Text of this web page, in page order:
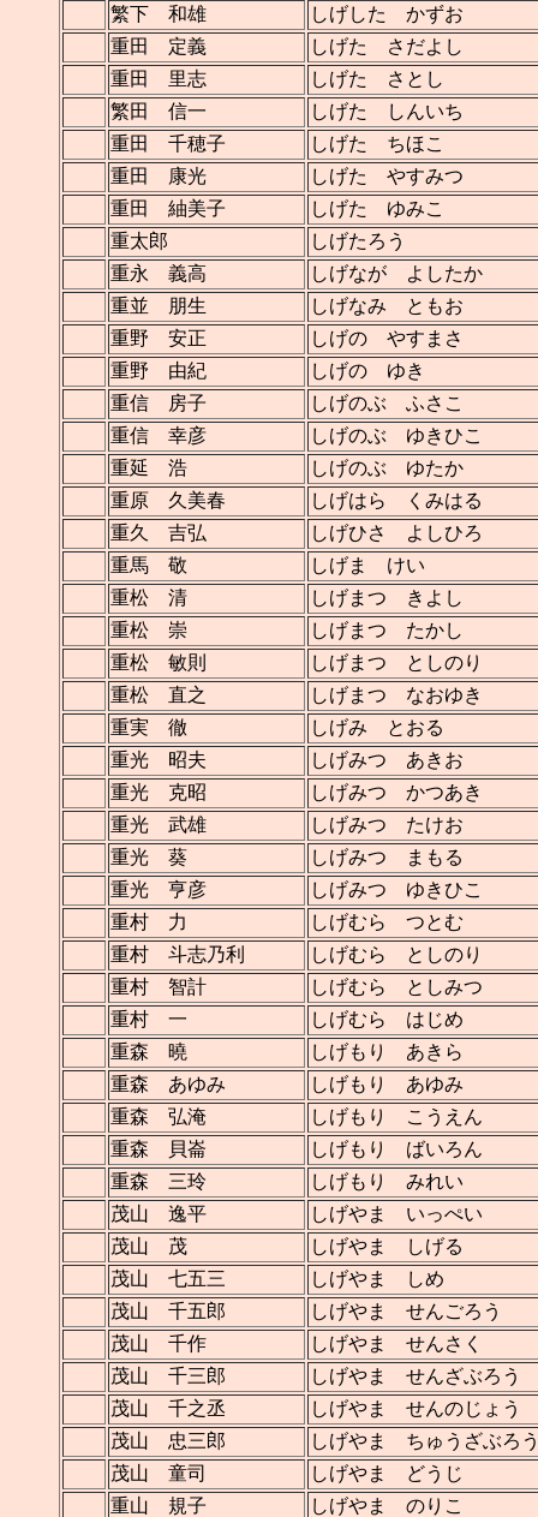
繁下 和雄
しげした かずお
重田 定義
しげた さだよし
重田 里志
しげた さとし
繁田 信一
しげた しんいち
重田 千穂子
しげた ちほこ
重田 康光
しげた やすみつ
重田 紬美子
しげた ゆみこ
重太郎
しげたろう
重永 義高
しげなが よしたか
重並 朋生
しげなみ ともお
重野 安正
しげの やすまさ
重野 由紀
しげの ゆき
重信 房子
しげのぶ ふさこ
重信 幸彦
しげのぶ ゆきひこ
重延 浩
しげのぶ ゆたか
重原 久美春
しげはら くみはる
重久 吉弘
しげひさ よしひろ
重馬 敬
しげま けい
重松 清
しげまつ きよし
重松 崇
しげまつ たかし
重松 敏則
しげまつ としのり
重松 直之
しげまつ なおゆき
重実 徹
しげみ とおる
重光 昭夫
しげみつ あきお
重光 克昭
しげみつ かつあき
重光 武雄
しげみつ たけお
重光 葵
しげみつ まもる
重光 亨彦
しげみつ ゆきひこ
重村 力
しげむら つとむ
重村 斗志乃利
しげむら としのり
重村 智計
しげむら としみつ
重村 一
しげむら はじめ
重森 曉
しげもり あきら
重森 あゆみ
しげもり あゆみ
重森 弘淹
しげもり こうえん
重森 貝崙
しげもり ばいろん
重森 三玲
しげもり みれい
茂山 逸平
しげやま いっぺい
茂山 茂
しげやま しげる
茂山 七五三
しげやま しめ
茂山 千五郎
しげやま せんごろう
茂山 千作
しげやま せんさく
茂山 千三郎
しげやま せんざぶろう
茂山 千之丞
しげやま せんのじょう
茂山 忠三郎
しげやま ちゅうざぶろ
茂山 童司
しげやま どうじ
重山 規子
しげやま のりこ